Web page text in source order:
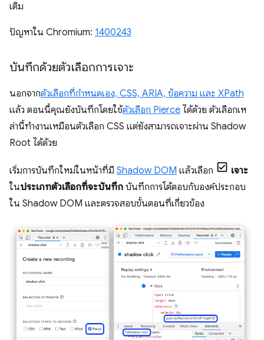
เติม
ปัญหาใน Chromium: 1400243
บันทึกด้วยตัวเลือกการเจาะ
นอกจากตัวเลือกที่กำหนดเอง, CSS, ARIA, ข้อความ และ XPath
แล้ว ตอนนี้คุณยังบันทึกโดยใช้ตัวเลือก Pierce ได้ด้วย ตัวเลือกเห
ล่านี้ทํางานเหมือนตัวเลือก CSS แต่ยังสามารถเจาะผ่าน Shadow
Root ได้ด้วย
เริ่มการบันทึกใหม่ในหน้าที่มี Shadow DOM แล้วเลือก
เจาะ
ในประเภทตัวเลือกที่จะบันทึก บันทึกการโต้ตอบกับองค์ประกอบ
ใน Shadow DOM และตรวจสอบขั้นตอนที่เกี่ยวข้อง